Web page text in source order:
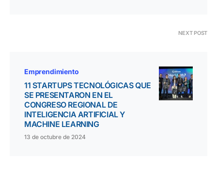
NEXT POST
Emprendimiento
11 STARTUPS TECNOLÓGICAS QUE
SE PRESENTARON EN EL
CONGRESO REGIONAL DE
INTELIGENCIA ARTIFICIAL Y
MACHINE LEARNING
13 de octubre de 2024